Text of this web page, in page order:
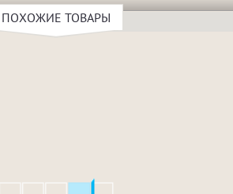
ПОХОЖИЕ ТОВАРЫ